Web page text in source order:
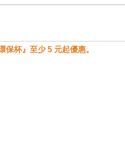
杯』至少 5 元起優惠。